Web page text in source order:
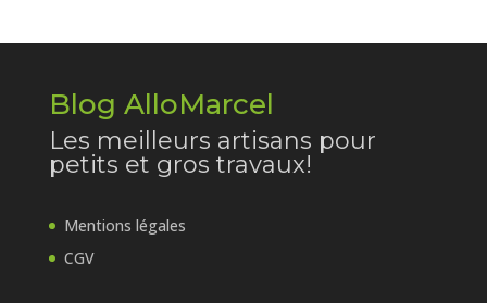
Blog AlloMarcel
Les meilleurs artisans pour
petits et gros travaux!
Mentions légales
CGV